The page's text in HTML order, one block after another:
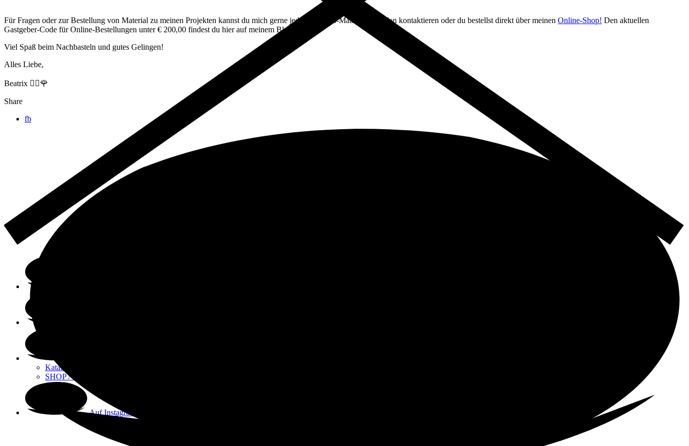
Kataloge / Sketchvorlagen
SHOP / Flohmarkt
Auf Instagram
Für Fragen oder zur Bestellung von Material zu meinen Projekten kannst du mich gerne jederzeit per E-Mail oder Telefon kontaktieren oder du bestellst direkt über meinen Online-Shop! Den aktuellen
Gastgeber-Code für Online-Bestellungen unter € 200,00 findest du hier auf meinem Blog!
Viel Spaß beim Nachbasteln und gutes Gelingen!
Alles Liebe,
Beatrix 🙋‍♀️🌹
Share
fb